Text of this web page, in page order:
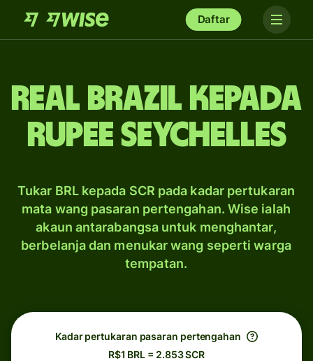
Daftar
real Brazil kepada
rupee Seychelles
Tukar BRL kepada SCR pada kadar pertukaran
mata wang pasaran pertengahan. Wise ialah
akaun antarabangsa untuk menghantar,
berbelanja dan menukar wang seperti warga
tempatan.
Kadar pertukaran pasaran pertengahan
R$1 BRL = 2.853 SCR